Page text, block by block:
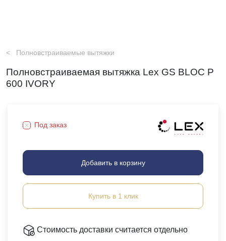
Полновстраиваемые вытяжки
Полновстраиваемая вытяжка Lex GS BLOC P
600 IVORY
Под заказ
Добавить в корзину
Купить в 1 клик
Стоимость доставки считается отдельно